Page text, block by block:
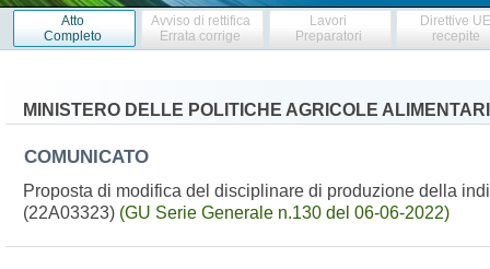
Atto
Completo
Avviso di rettifica
Errata corrige
Lavori
Preparatori
Direttive
recepite
MINISTERO DELLE POLITICHE AGRICOLE
COMUNICATO
Proposta di modifica del disciplinare di produzione della
(22A03323) (GU Serie Generale n.130 del 06-06-2022)